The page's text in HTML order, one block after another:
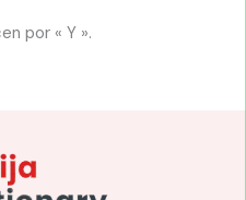
por « Y ».